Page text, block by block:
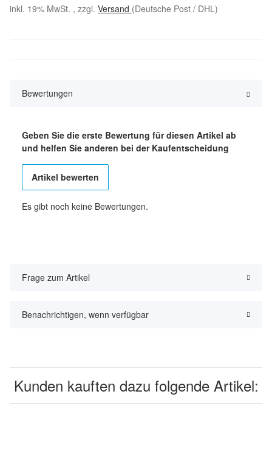
inkl. 19% MwSt. , zzgl. Versand (Deutsche Post / DHL)
Bewertungen
Geben Sie die erste Bewertung für diesen Artikel ab
und helfen Sie anderen bei der Kaufentscheidung
Artikel bewerten
Es gibt noch keine Bewertungen.
Frage zum Artikel
Benachrichtigen, wenn verfügbar
Kunden kauften dazu folgende Artikel: